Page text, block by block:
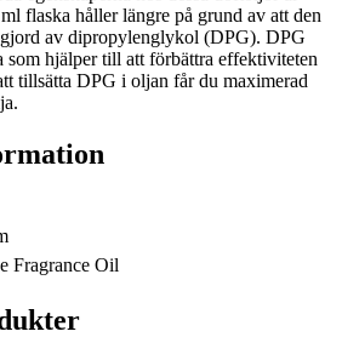
flaska håller längre på grund av att den
gjord av dipropylenglykol (DPG). DPG
som hjälper till att förbättra effektiviteten
tillsätta DPG i oljan får du maximerad
Fragrance Oil